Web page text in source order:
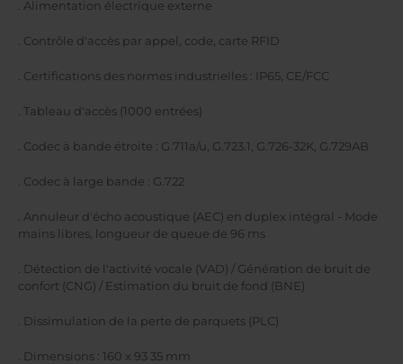
. Alimentation électrique externe
. Contrôle d'accès par appel, code, carte RFID
. Certifications des normes industrielles : IP65, CE/FCC
. Tableau d'accès (1000 entrées)
. Codec à bande étroite : G.711a/u, G.723.1, G.726-32K, G.729AB
. Codec à large bande : G.722
. Annuleur d'écho acoustique (AEC) en duplex intégral - Mode
mains libres, longueur de queue de 96 ms
. Détection de l'activité vocale (VAD) / Génération de bruit de
confort (CNG) / Estimation du bruit de fond (BNE)
. Dissimulation de la perte de parquets (PLC)
. Dimensions : 160 x 93 35 mm